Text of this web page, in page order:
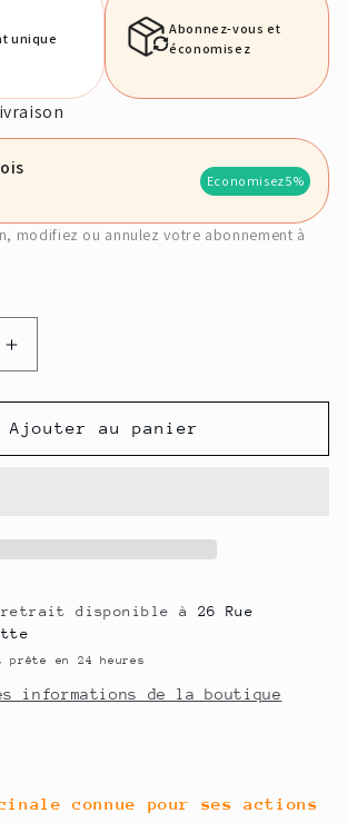
unique
Abonnez-vous et
économisez
Economisez5%
modifiez ou annulez votre abonnement à
Augmenter
la
quantité
de
Bourse
fraîche
(Capsella
bursa
ml
Ajouter au panier
retrait disponible à 26 Rue
prête en 24 heures
informations de la boutique
connue pour ses actions